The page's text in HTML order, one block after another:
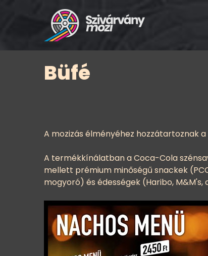
Büfé
A mozizás élményéhez hozzátartoznak
A termékkínálatban a Coca-Cola
mellett prémium minőségű snackek
mogyoró) és édességek (Haribo,